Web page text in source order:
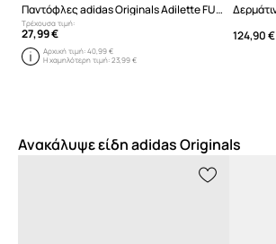
Παντόφλες adidas Originals Adilette FU8298
Τρέχουσα τιμή:
27,99 €
Αρχική τιμή:40,99 €
Η χαμηλότερη τιμή:23,99 €
124,90 €
Ανακάλυψε είδη adidas Originals